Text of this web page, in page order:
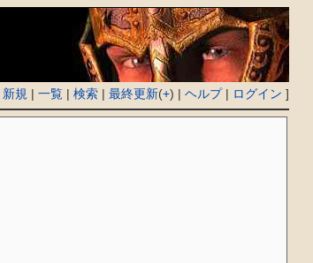
新規 |一覧 |検索 |最終更新(+) |ヘルプ| ログイン ]